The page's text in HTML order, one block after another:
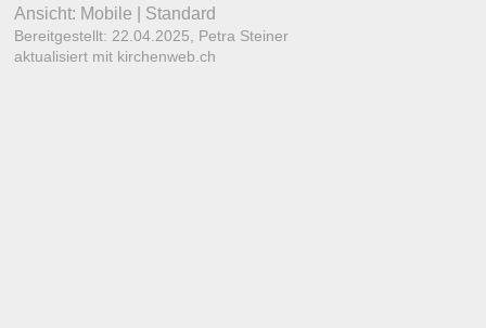
Ansicht: Mobile Standard
Bereitgestellt: 22.04.2025, Petra Steiner
aktualisiert mit kirchenweb.ch